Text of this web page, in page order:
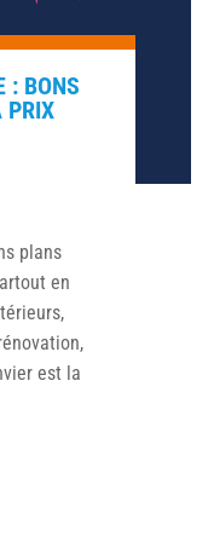
: BONS
PRIX
plans
en
est la